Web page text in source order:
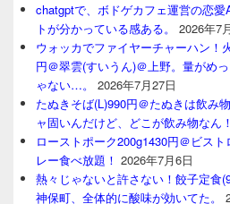
chatgptで、ボドゲカフェ運営の恋
トが分かっている感ある。
2026年7
ウォッカでファイヤーチャーハン！
円＠翠雲(すいうん)＠上野。量がめ
ゃない…。
2026年7月27日
たぬきそば(L)990円＠たぬきは飲み
ャ固いんだけど、どこが飲み物なん
ローストポーク200g1430円＠ビス
レー食べ放題！ 2026年7月6日
熱々じゃないと許さない！餃子定食
神保町、全体的に酸味が効いてた。